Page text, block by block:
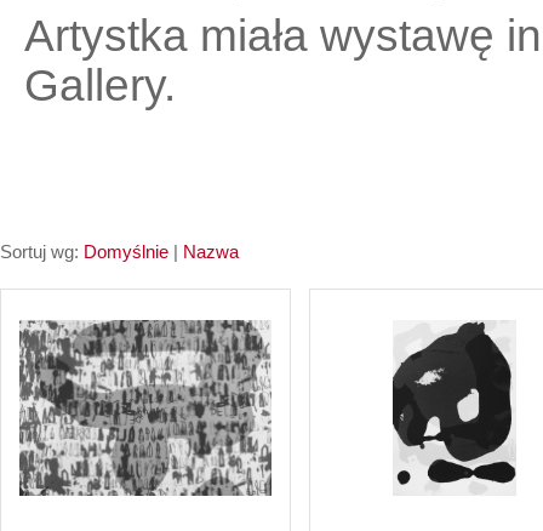
Artystka miała wystawę
Gallery.
Sortuj wg: Domyślnie | Nazwa